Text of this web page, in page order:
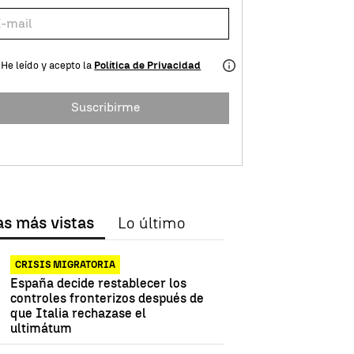
He leído y acepto la Política de Privacidad
Suscribirme
más vistas Lo último
CRISIS MIGRATORIA
España decide restablecer los
controles fronterizos después de
que Italia rechazase el
ultimátum